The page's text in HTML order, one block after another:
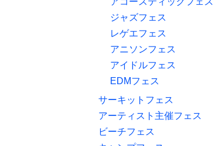
ジャズフェス
レゲエフェス
アニソンフェス
アイドルフェス
EDMフェス
サーキットフェス
アーティスト主催フェス
ビーチフェス